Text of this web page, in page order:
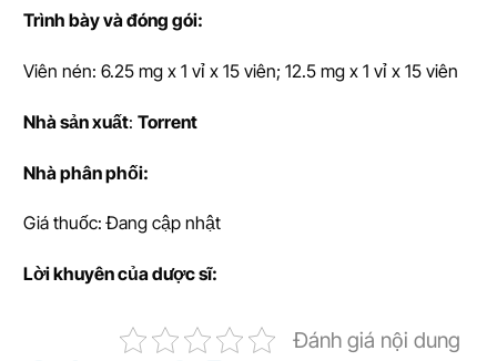
Trình bày và đóng gói:
Viên nén: 6.25 mg x 1 vỉ x 15 viên; 12.5 mg x 1 vỉ x 15 viên
Nhà sản xuất: Torrent
Nhà phân phối:
Giá thuốc: Đang cập nhật
Lời khuyên của dược sĩ:
Đánh giá nội dung